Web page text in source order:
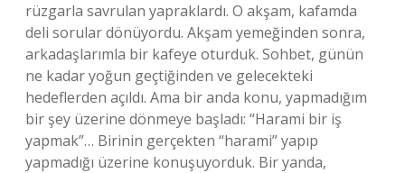
rüzgarla savrulan yapraklardı. O akşam, kafamda
deli sorular dönüyordu. Akşam yemeğinden sonra,
arkadaşlarımla bir kafeye oturduk. Sohbet, günün
ne kadar yoğun geçtiğinden ve gelecekteki
hedeflerden açıldı. Ama bir anda konu, yapmadığım
bir şey üzerine dönmeye başladı: “Harami bir iş
yapmak”… Birinin gerçekten “harami” yapıp
yapmadığı üzerine konuşuyorduk. Bir yanda,